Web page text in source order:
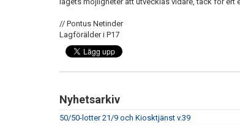
// Pontus Netinder
Lagförälder i P17
Nyhetsarkiv
50/50-lotter 21/9 och Kiosktjänst v.39